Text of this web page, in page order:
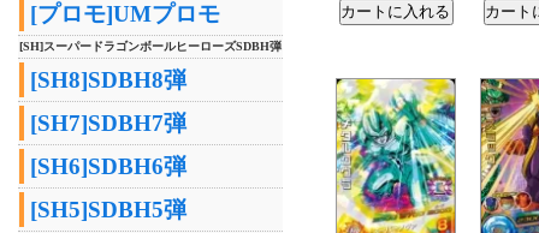
[プロモ]UMプロモ
[SH]スーパードラゴンボールヒーローズSDBH弾
[SH8]SDBH8弾
[SH7]SDBH7弾
[SH6]SDBH6弾
[SH5]SDBH5弾